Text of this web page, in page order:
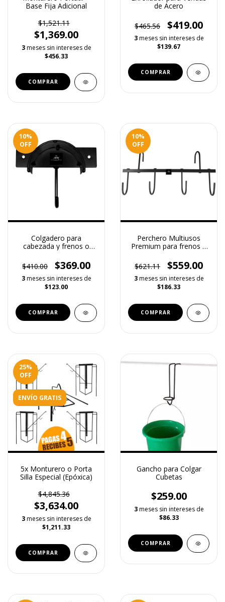
Base Fija Adicional
$1,521.11
$1,369.00
3 meses sin intereses de
$456.33
de Acero
$465.56 $419.00
3 meses sin intereses de
$139.67
10%
OFF
Colgadero para
cabezada y frenos o
Lugar
$410.00 $369.00
3 meses sin intereses de
$123.00
10%
OFF
Perchero Multiusos
Premium para frenos o
accesorios - 4 lugares
$621.11 $559.00
3 meses sin intereses de
$186.33
25%
OFF
ENVÍO GRATIS
5x Monturero o Porta
Silla Especial (Epóxica)
$4,845.36
$3,634.00
3 meses sin intereses de
$1,211.33
Gancho para Colgar
Cubetas
$259.00
3 meses sin intereses de
$86.33